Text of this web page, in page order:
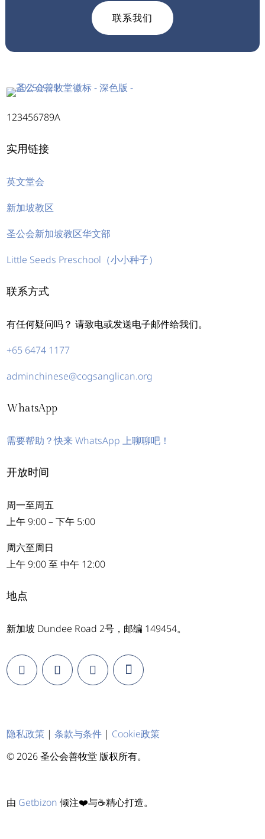
联系我们
123456789A
实用链接
英文堂会
新加坡教区
圣公会新加坡教区华文部
Little Seeds Preschool（小小种子）
联系方式
有任何疑问吗？ 请致电或发送电子邮件给我们。
+65 6474 1177
adminchinese@cogsanglican.org
WhatsApp
需要帮助？快来 WhatsApp 上聊聊吧！
开放时间
周一至周五
上午 9:00 – 下午 5:00
周六至周日
上午 9:00 至 中午 12:00
地点
新加坡 Dundee Road 2号，邮编 149454。
© 2026 圣公会善牧堂 版权所有。
隐私政策 |条款与条件 | Cookie政策
由 Getbizon 倾注❤️与☕精心打造。